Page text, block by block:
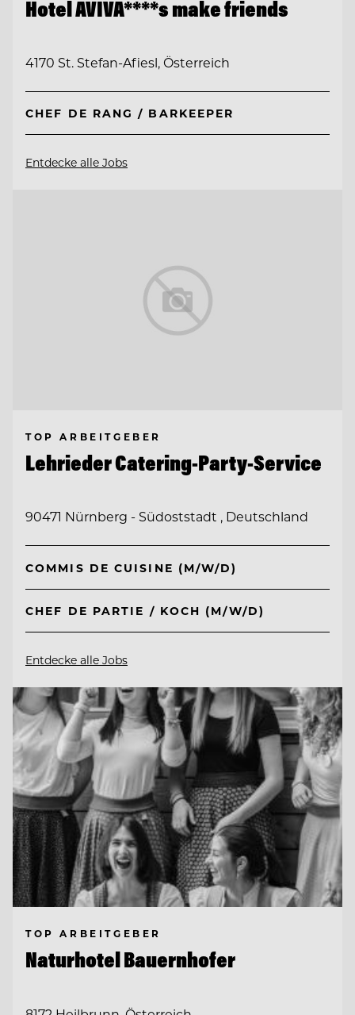
Hotel AVIVA****s make friends
4170 St. Stefan-Afiesl, Österreich
CHEF DE RANG / BARKEEPER
Entdecke alle Jobs
TOP ARBEITGEBER
Lehrieder Catering-Party-Service
90471 Nürnberg - Südoststadt , Deutschland
COMMIS DE CUISINE (M/W/D)
CHEF DE PARTIE / KOCH (M/W/D)
Entdecke alle Jobs
TOP ARBEITGEBER
Naturhotel Bauernhofer